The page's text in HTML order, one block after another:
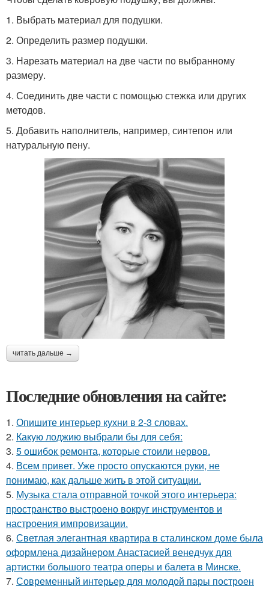
1. Выбрать материал для подушки.
2. Определить размер подушки.
3. Нарезать материал на две части по выбранному
размеру.
4. Соединить две части с помощью стежка или других
методов.
5. Добавить наполнитель, например, синтепон или
натуральную пену.
читать дальше →
Последние обновления на сайте:
1. Опишите интерьер кухни в 2-3 словах.
2. Какую лоджию выбрали бы для себя:
3. 5 ошибок ремонта, которые стоили нервов.
4. Всем привет. Уже просто опускаются руки, не
понимаю, как дальше жить в этой ситуации.
5. Музыка стала отправной точкой этого интерьера:
пространство выстроено вокруг инструментов и
настроения импровизации.
6. Светлая элегантная квартира в сталинском доме была
оформлена дизайнером Анастасией венедчук для
артистки большого театра оперы и балета в Минске.
7. Современный интерьер для молодой пары построен